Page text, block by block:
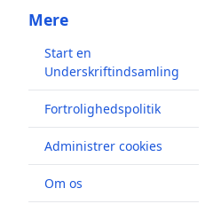
Mere
Start en
Underskriftindsamling
Fortrolighedspolitik
Administrer cookies
Om os